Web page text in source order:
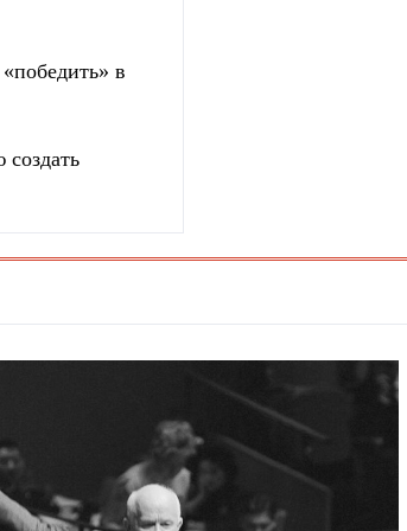
в
создать